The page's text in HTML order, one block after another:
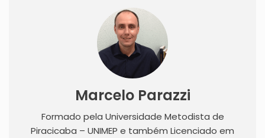
Marcelo Parazzi
Formado pela Universidade Metodista de
Piracicaba – UNIMEP e também Licenciado em